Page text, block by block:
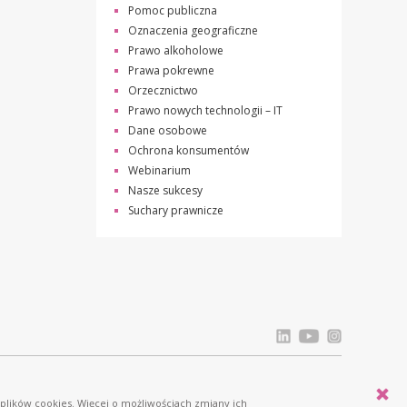
Pomoc publiczna
Oznaczenia geograficzne
Prawo alkoholowe
Prawa pokrewne
Orzecznictwo
Prawo nowych technologii – IT
Dane osobowe
Ochrona konsumentów
Webinarium
Nasze sukcesy
Suchary prawnicze
cookies. Więcej o możliwościach zmiany ich